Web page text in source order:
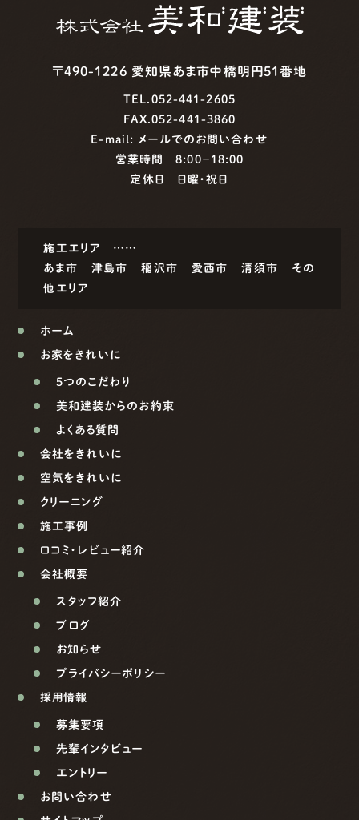
〒490-1226 愛知県あま市中橋明円51番地
TEL.052-441-2605
FAX.052-441-3860
E-mail: メールでのお問い合わせ
営業時間 8:00−18:00
定休日 日曜・祝日
施工エリア ……
あま市
津島市 稲沢市 愛西市 清須市
その
他エリア
ホーム
お家をきれいに
5つのこだわり
美和建装からのお約束
よくある質問
会社をきれいに
空気をきれいに
クリーニング
施工事例
口コミ・レビュー紹介
会社概要
スタッフ紹介
ブログ
お知らせ
プライバシーポリシー
採用情報
募集要項
先輩インタビュー
エントリー
お問い合わせ